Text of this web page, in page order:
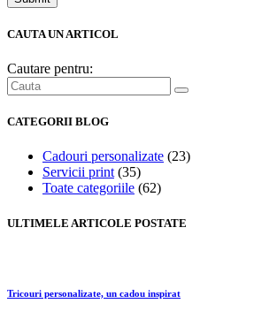
CAUTA UN ARTICOL
Cautare pentru:
CATEGORII BLOG
Cadouri personalizate (23)
Servicii print (35)
Toate categoriile (62)
ULTIMELE ARTICOLE POSTATE
Tricouri personalizate, un cadou inspirat